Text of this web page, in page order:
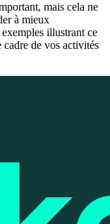
mais cela ne
à mieux
illustrant ce
cadre de vos activités